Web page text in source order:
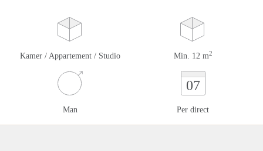
Kamer / Appartement / Studio Min. 12 m2
Man
07
Per direct